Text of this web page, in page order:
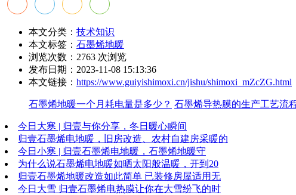
本文分类： 技术知识
本文标签： 石墨烯地暖
浏览次数： 2763 次浏览
发布日期：2023-11-08 15:13:36
本文链接： https://www.guiyishimoxi.cn/jishu/shimoxi_mZcZG.html
石墨烯地暖一个月耗电量是多少？ 石墨烯导热膜的生产工艺流
今日大寒 | 归壹与你分享，冬日暖心瞬间
归壹石墨烯电地暖，旧房改造、农村自建房采暖的
今日小寒 | 归壹石墨烯电地暖，石墨烯地暖守
为什么说石墨烯电地暖如晒太阳般温暖，开到20
归壹石墨烯地暖改造如此简单 已装修房屋适用无
今日大雪 归壹石墨烯电热膜让你在大雪纷飞的时